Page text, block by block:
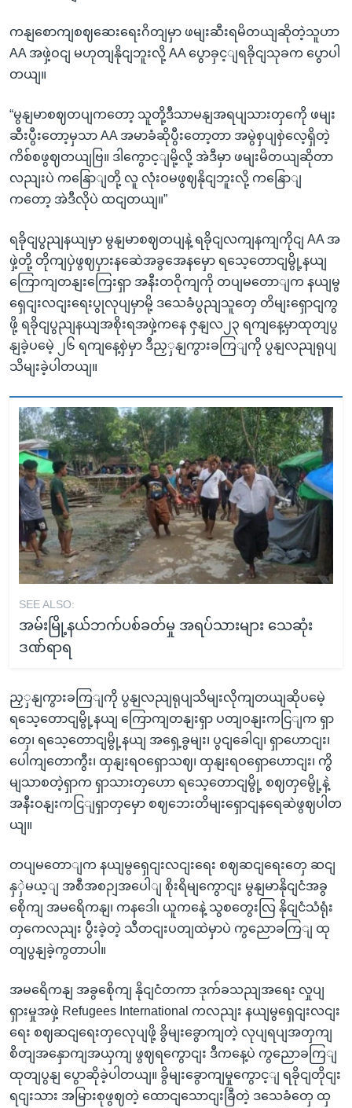
ကနျစောကျစဈဆေးရေးဂိတျမှာ ဖမျးဆီးရမိတယျဆိုတဲ့သူဟာ
AA အဖှဲ့ဝငျ မဟုတျနိုငျဘူးလို့ AA ပွောခှင့ျရခိုငျသုခက ပွောပါ
တယျ။
“မွနျမာစဈတပျကတော့ သူတို့ဒီသာမနျအရပျသားတှကေို ဖမျး
ဆီးပွီးတော့မှသာ AA အမာခံဆိုပွီးတော့တာ အမွဲစှပျစှဲလေ့ရှိတဲ့
ကိစ်စဖွဈတယျဗြ။ ဒါကွောင့ျမို့လို့ အဲဒီမှာ ဖမျးမိတယျဆိုတာ
လညျးပဲ ကနြောျတို့ လူ လုံးဝမဖွဈနိုငျဘူးလို့ ကနြောျ
ကတော့ အဲဒီလိုပဲ ထငျတယျ။”
ရခိုငျပွညျနယျမှာ မွနျမာစဈတပျနဲ့ ရခိုငျလကျနကျကိုငျ AA အ
ဖှဲ့တို့ တိုကျပှဲဖွဈပှားနဆေဲအခွအေနမှော ရသေ့တောငျမွို့နယျ
ကြောကျတနျးကြေးရှာ အနီးတဝိုကျကို တပျမတောျက နယျမွ
ရှေငျးလငျးရေးပွုလုပျမှာမို့ ဒသေခံပွညျသူတှေ တိမျးရှောငျကွ
ဖို့ ရခိုငျပွညျနယျအစိုးရအဖှဲ့ကနေ ဇှနျလ၂၃ ရကျနေ့မှာထုတျပွ
နျခဲ့ပမေဲ့ ၂၆ ရကျနေ့စှဲမှာ ဒီညှှနျကွားခကြျကို ပွနျလညျရုပျ
သိမျးခဲ့ပါတယျ။
SEE ALSO:
အမ်းမြို့နယ်ဘက်ပစ်ခတ်မှု အရပ်သားများ သေဆုံး
ဒဏ်ရာရ
ညှှနျကွားခကြျကို ပွနျလညျရုပျသိမျးလိုကျတယျဆိုပမေဲ့
ရသေ့တောငျမွို့နယျ ကြောကျတနျးရှာ ပတျဝနျးကငြျက ရှာ
တှေ၊ ရသေ့တောငျမွို့နယျ အရှေ့ခွမျး၊ ပွငျခေါငျ၊ ရှာဟောငျး၊
ပေါကျတောကွီး၊ ထှနျးရဝရှောသဈ၊ ထှနျးရဝရှောဟောငျး၊ ကွိ
မျသာစတဲ့ရှာက ရှာသားတှဟော ရသေ့တောငျမွို့ စဈတှမွေို့နဲ့
အနီးဝနျးကငြျရှာတှမှော စဈဘေးတိမျးရှောငျနရေဆဲဖွဈပါတ
ယျ။
တပျမတောျက နယျမွရှေငျးလငျးရေး စဈဆငျရေးတှေ ဆငျ
နှှဲမယ့ျ အစီအစဉျအပေါျ စိုးရိမျကွောငျး မွနျမာနိုငျငံအခွ
စေိုကျ အမရေိကနျ၊ ကနဒေါ၊ ယူကနေဲ့ သွစတွေးလြ နိုငျငံသံရုံး
တှကေလညျး ပွီးခဲ့တဲ့ သီတငျးပတျထဲမှာပဲ ကွညောခကြျ ထု
တျပွနျခဲ့ကွတာပါ။
အမရေိကနျ အခွစေိုကျ နိုငျငံတကာ ဒုက်ခသညျအရေး လှုပျ
ရှားမှုအဖှဲ့ Refugees International ကလညျး နယျမွရှေငျးလငျး
ရေး စဈဆငျရေးတှလေုပျဖို့ ခွိမျးခွောကျတဲ့ လုပျရပျအတှကျ
စိတျအနှောကျအယှကျ ဖွဈရကွောငျး ဒီကနေ့ပဲ ကွညောခကြျ
ထုတျပွနျ ပွောဆိုခဲ့ပါတယျ။ ခွိမျးခွောကျမှုကွောင့ျ ရခိုငျတိုငျး
ရငျးသား အမြားစုဖွဈတဲ့ ထောငျသောငျးခြီတဲ့ ဒသေခံတှေ ထှ